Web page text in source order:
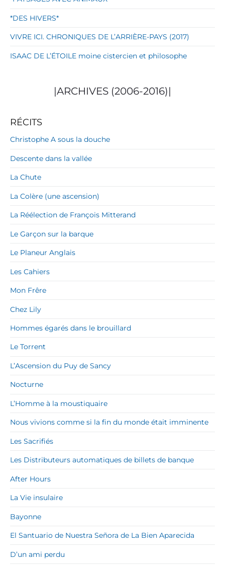
*DES HIVERS*
VIVRE ICI. CHRONIQUES DE L’ARRIÈRE-PAYS (2017)
ISAAC DE L’ÉTOILE moine cistercien et philosophe
|ARCHIVES (2006-2016)|
RÉCITS
Christophe A sous la douche
Descente dans la vallée
La Chute
La Colère (une ascension)
La Réélection de François Mitterand
Le Garçon sur la barque
Le Planeur Anglais
Les Cahiers
Mon Frêre
Chez Lily
Hommes égarés dans le brouillard
Le Torrent
L’Ascension du Puy de Sancy
Nocturne
L’Homme à la moustiquaire
Nous vivions comme si la fin du monde était imminente
Les Sacrifiés
Les Distributeurs automatiques de billets de banque
After Hours
La Vie insulaire
Bayonne
El Santuario de Nuestra Señora de La Bien Aparecida
D’un ami perdu